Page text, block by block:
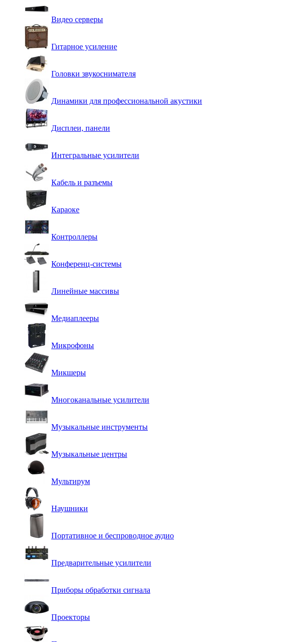
Видео серверы
Гитарное усиление
Головки звукоснимателя
Динамики для профессиональной акустики
Дисплеи, панели
Интегральные усилители
Кабель и разъемы
Караоке
Контроллеры
Конференц-системы
Линейные массивы
Медиаплееры
Микрофоны
Микшеры
Многоканальные усилители
Музыкальные инструменты
Музыкальные центры
Мультирум
Наушники
Портативное и беспроводное аудио
Предварительные усилители
Приборы обработки сигнала
Проекторы